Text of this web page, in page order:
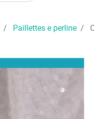
Paillettes e perline